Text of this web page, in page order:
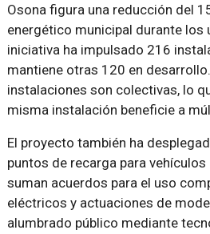
Osona figura una reducción del
energético municipal durante los
iniciativa ha impulsado 216
mantiene otras 120 en
instalaciones son colectivas, lo
misma instalación beneficie a
El proyecto también ha
puntos de recarga para
suman acuerdos para el uso
eléctricos y actuaciones de
alumbrado público mediante